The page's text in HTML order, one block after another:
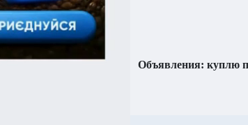
Объявления: куплю